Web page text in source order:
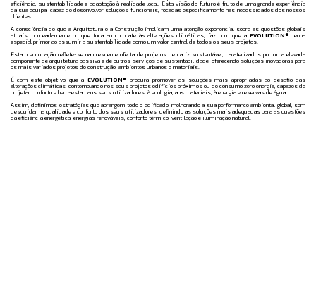
eficiência, sustentabilidade e adaptação à realidade local. Esta visão do futuro é fruto de uma grande experiência
da sua equipa, capaz de desenvolver soluções funcionais, focadas especificamente nas necessidades dos nossos
clientes.
A consciência de que a Arquitetura e a Construção implicam uma atenção exponencial sobre as questões globais
atuais, nomeadamente no que toca ao combate às alterações climáticas, faz com que aEVOLUTION® tenha
especial primor ao assumir a sustentabilidade como um valor central de todos os seus projetos.
Esta preocupação reflete-se na crescente oferta de projetos de cariz sustentável, caraterizados por uma elevada
componente de arquitetura passiva e de outros serviços de sustentabilidade, oferecendo soluções inovadoras para
os mais variados projetos de construção, ambientes urbanos e materiais.
É com este objetivo que a EVOLUTION® procura promover as soluções mais apropriadas ao desafio das
alterações climáticas, contemplando nos seus projetos edifícios próximos ou de consumo zero energia, capazes de
projetar conforto e bem-estar, aos seus utilizadores, à ecologia, aos materiais, à energia e reservas de água.
Assim, definimos estratégias que abrangem todo o edificado, melhorando a sua performance ambiental global, sem
descuidar na qualidade e conforto dos seus utilizadores, definindo as soluções mais adequadas para as questões
da eficiência energética, energias renováveis, conforto térmico, ventilação e iluminação natural.